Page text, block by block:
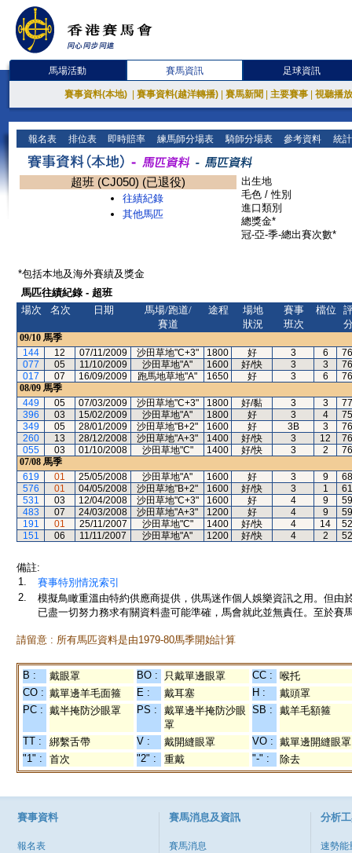
馬場活動 賽馬資訊 足球資訊
賽事資料(本地) 賽事資料(越洋轉播) 賽馬新聞 主要賽事 視聽播
報名表 排位表 即時賠率 練馬師分場表 騎師分場表 參考資料 統
超班 (CJ050) (已退役)
往績紀錄
其他馬匹
出生地
毛色 / 性別
進口類別
總獎金*
冠-亞-季-總出賽次數*
*包括本地及海外賽績及獎金
馬匹往績紀錄 - 超班
場次
名次 日期
馬場/跑道/
賽道
途程
場地
狀況
賽事
班次
檔位
09/10 馬季
144
12 07/11/2009 沙田草地"C+3" 1800 好 3 6
76
077
05 11/10/2009 沙田草地"A" 1600 好/快 3 3
76
017
07 16/09/2009 跑馬地草地"A" 1650 好 3 6
76
08/09 馬季
449
05 07/03/2009 沙田草地"C+3" 1800 好/黏 3 3
77
396
03 15/02/2009 沙田草地"A" 1800 好 3 4
75
349
05 28/01/2009 沙田草地"B+2" 1600 好 3B 3
76
260
13 28/12/2008 沙田草地"A+3" 1400 好/快 3 12
76
055
03 01/10/2008 沙田草地"C" 1400 好/快 3 2
76
07/08 馬季
619
01 25/05/2008 沙田草地"A" 1600 好 3 9
68
576
01 04/05/2008 沙田草地"B+2" 1600 好/快 3 1
61
531
03 12/04/2008 沙田草地"C+3" 1600 好 4 9
59
483
07 24/03/2008 沙田草地"A+3" 1200 好 4 9
59
191
01 25/11/2007 沙田草地"C" 1400 好/快 4 14
52
151
06 11/11/2007 沙田草地"A" 1200 好/快 4 2 52
備註:
1.
賽事特別情況索引
2.
模擬鳥瞰重溫由特約供應商提供，供馬迷作個人娛樂資訊之用。但
已盡一切努力務求有關資料盡可能準確，馬會就此並無責任。至於賽
請留意 : 所有馬匹資料是由1979-80馬季開始計算
B : 戴眼罩 BO : 只戴單邊眼罩 CC :
喉托
CO : 戴單邊羊毛面箍 E : 戴耳塞 H :
戴頭罩
PC : 戴半掩防沙眼罩 PS :
戴單邊半掩防沙眼
罩
SB : 戴羊毛額箍
TT : 綁繫舌帶 V : 戴開縫眼罩 VO : 戴單邊開縫眼罩
"1" :
首次 "2" : 重戴 "-" : 除去
賽事資料
報名表
賽馬消息及資訊
賽馬消息
分析
速勢能